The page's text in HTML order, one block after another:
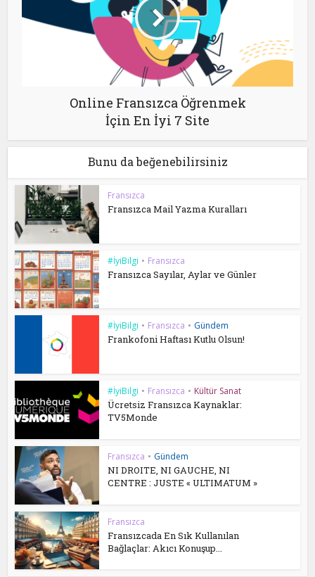
Online Fransızca Öğrenmek
İçin En İyi 7 Site
Bunu da beğenebilirsiniz
Fransızca
Fransızca Mail Yazma Kuralları
#İyiBilgi • Fransızca
Fransızca Sayılar, Aylar ve Günler
#İyiBilgi • Fransızca • Gündem
Frankofoni Haftası Kutlu Olsun!
#İyiBilgi • Fransızca • Kültür Sanat
Ücretsiz Fransızca Kaynaklar:
TV5Monde
Fransızca • Gündem
NI DROITE, NI GAUCHE, NI
CENTRE : JUSTE « ULTIMATUM »
Fransızca
Fransızcada En Sık Kullanılan
Bağlaçlar: Akıcı Konuşup...